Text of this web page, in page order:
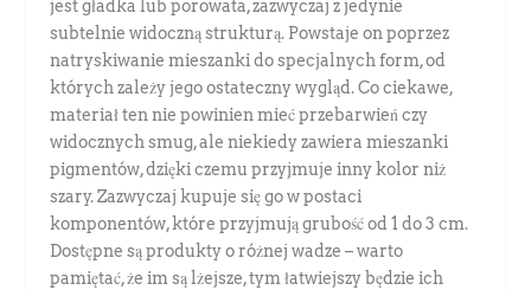
jest gładka lub porowata, zazwyczaj z jedynie
subtelnie widoczną strukturą. Powstaje on poprzez
natryskiwanie mieszanki do specjalnych form, od
których zależy jego ostateczny wygląd. Co ciekawe,
materiał ten nie powinien mieć przebarwień czy
widocznych smug, ale niekiedy zawiera mieszanki
pigmentów, dzięki czemu przyjmuje inny kolor niż
szary. Zazwyczaj kupuje się go w postaci
komponentów, które przyjmują grubość od 1 do 3 cm.
Dostępne są produkty o różnej wadze – warto
pamiętać, że im są lżejsze, tym łatwiejszy będzie ich